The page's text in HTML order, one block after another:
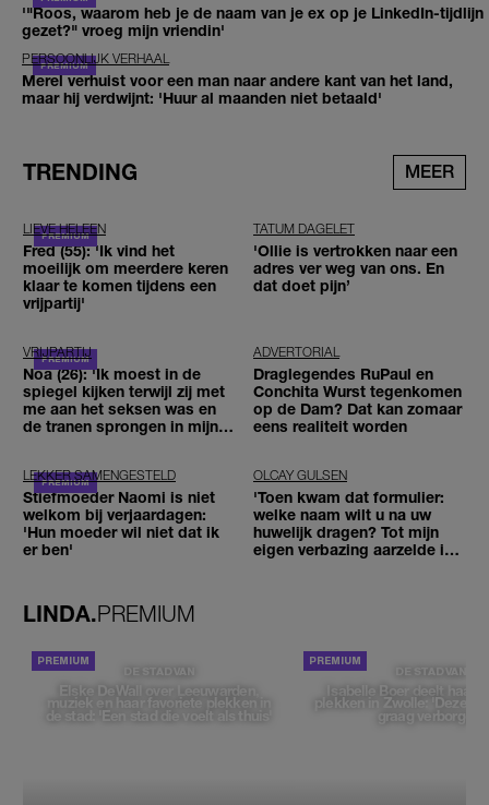
'"Roos, waarom heb je de naam van je ex op je LinkedIn-tijdlijn
gezet?" vroeg mijn vriendin'
PERSOONLIJK VERHAAL
Merel verhuist voor een man naar andere kant van het land,
maar hij verdwijnt: 'Huur al maanden niet betaald'
TRENDING MEER
LIEVE HELEEN
Fred (55): 'Ik vind het
moeilijk om meerdere keren
klaar te komen tijdens een
vrijpartij'
TATUM DAGELET
'Ollie is vertrokken naar een
adres ver weg van ons. En
dat doet pijn’
VRIJPARTIJ
Noa (26): 'Ik moest in de
spiegel kijken terwijl zij met
me aan het seksen was en
de tranen sprongen in mijn
ADVERTORIAL
Draglegendes RuPaul en
Conchita Wurst tegenkomen
op de Dam? Dat kan zomaar
eens realiteit worden
LEKKER SAMENGESTELD
Stiefmoeder Naomi is niet
welkom bij verjaardagen:
'Hun moeder wil niet dat ik
er ben'
OLCAY GULSEN
'Toen kwam dat formulier:
welke naam wilt u na uw
huwelijk dragen? Tot mijn
eigen verbazing aarzelde ik
LINDA.PREMIUM
DE STAD VAN
Elske DeWall over Leeuwarden,
muziek en haar favoriete plekken in
de stad: 'Een stad die voelt als thuis'
DE STAD VAN
Isabelle Boer deelt haar
plekken in Zwolle: 'Deze
graag verborgen'